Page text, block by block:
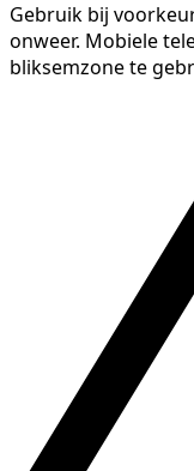
Gebruik bij
onweer. Mobiele
bliksemzone te